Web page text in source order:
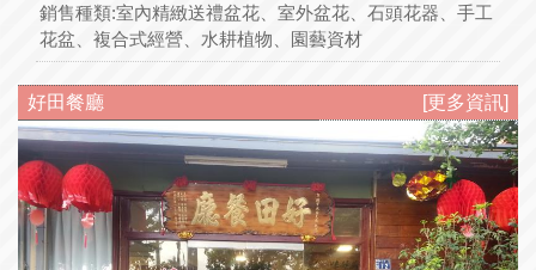
銷售種類:室內精緻送禮盆花、室外盆花、石頭花器、手工
花盆、複合式經營、水耕植物、園藝資材
好田餐廳 [更多資訊]